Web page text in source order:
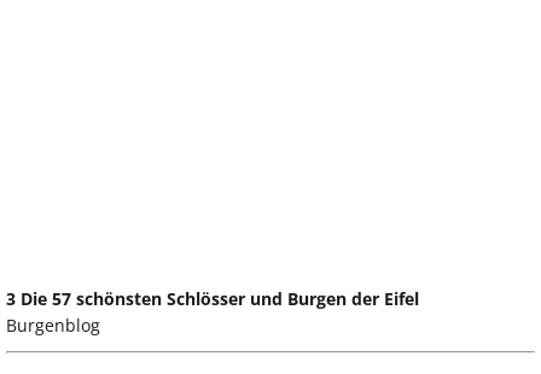
3 Die 57 schönsten Schlösser und Burgen der Eifel
Burgenblog